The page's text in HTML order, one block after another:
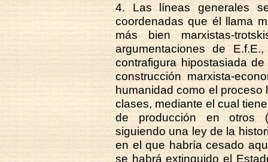
4. Las líneas generales
coordenadas que él llama
más bien marxistas-
argumentaciones de
contrafigura hipostasiada
construcción marxista-
humanidad como el
clases, mediante el cual
de producción en otros
siguiendo una ley de la
en el que habría cesado
se habrá extinguido el